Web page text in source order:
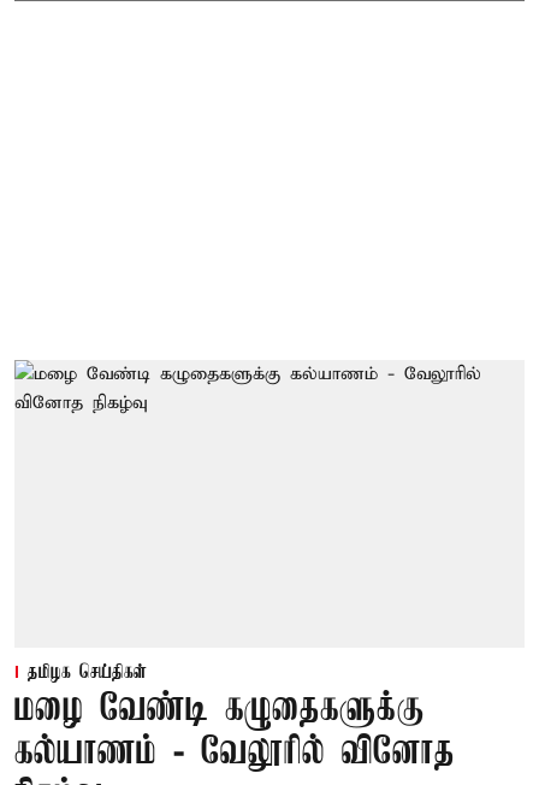
தமிழக செய்திகள்
மழை வேண்டி கழுதைகளுக்கு
கல்யாணம் - வேலூரில் வினோத